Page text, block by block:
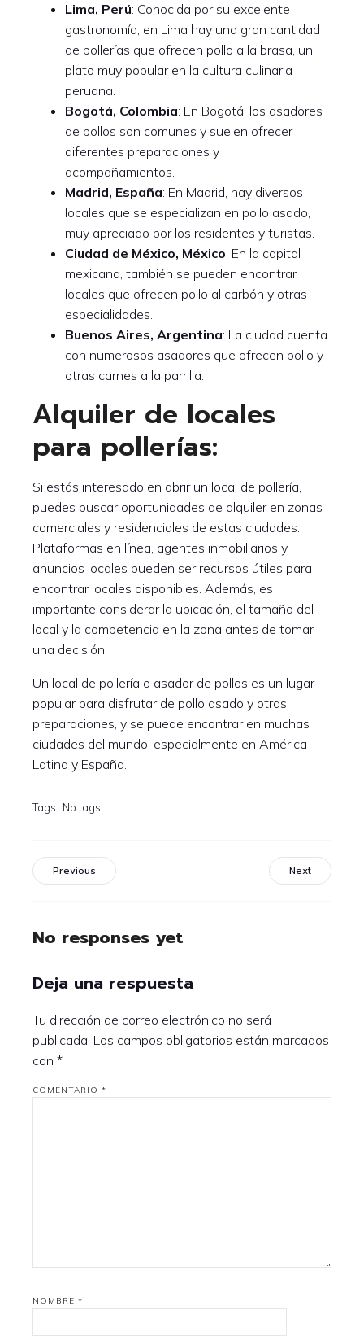
Lima, Perú: Conocida por su excelente
gastronomía, en Lima hay una gran cantidad
de pollerías que ofrecen pollo a la brasa, un
plato muy popular en la cultura culinaria
peruana.
Bogotá, Colombia: En Bogotá, los asadores
de pollos son comunes y suelen ofrecer
diferentes preparaciones y
acompañamientos.
Madrid, España: En Madrid, hay diversos
locales que se especializan en pollo asado,
muy apreciado por los residentes y turistas.
Ciudad de México, México: En la capital
mexicana, también se pueden encontrar
locales que ofrecen pollo al carbón y otras
especialidades.
Buenos Aires, Argentina: La ciudad cuenta
con numerosos asadores que ofrecen pollo y
otras carnes a la parrilla.
Alquiler de locales
para pollerías:
Si estás interesado en abrir un local de pollería,
puedes buscar oportunidades de alquiler en zonas
comerciales y residenciales de estas ciudades.
Plataformas en línea, agentes inmobiliarios y
anuncios locales pueden ser recursos útiles para
encontrar locales disponibles. Además, es
importante considerar la ubicación, el tamaño del
local y la competencia en la zona antes de tomar
una decisión.
Un local de pollería o asador de pollos es un lugar
popular para disfrutar de pollo asado y otras
preparaciones, y se puede encontrar en muchas
ciudades del mundo, especialmente en América
Latina y España.
Tags: No tags
Previous Next
No responses yet
Deja una respuesta
Tu dirección de correo electrónico no será
publicada. Los campos obligatorios están marcados
con *
COMENTARIO *
NOMBRE *